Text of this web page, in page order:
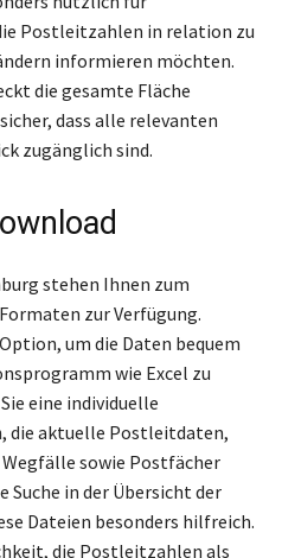
Postleitzahlen in relation zu
informieren möchten.
die gesamte Fläche
dass alle relevanten
zugänglich sind.
stehen Ihnen zum
zur Verfügung.
um die Daten bequem
wie Excel zu
eine individuelle
die aktuelle Postleitdaten,
sowie Postfächer
in der Übersicht der
Dateien besonders hilfreich.
die Postleitzahlen als